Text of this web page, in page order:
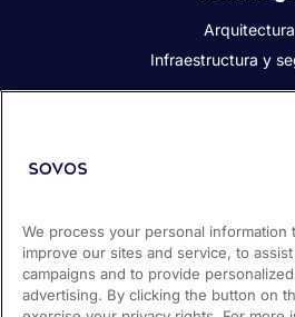
Arquitectura
Infraestructura y
Prensa
Empleos
Soporte / Portal de
We process your personal information
improve our sites and service, to
campaigns and to provide
advertising. By clicking the button on